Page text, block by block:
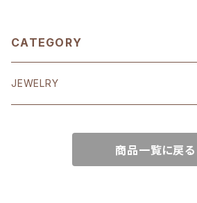
CATEGORY
JEWELRY
商品一覧に戻る